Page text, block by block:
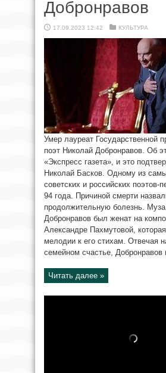
Добронравов
17.09.2023 12:42 КУЛЬТУРА
Умер лауреат Государственной
поэт Николай Добронравов. Об
«Экспресс газета», и это
Николай Басков. Одному из
советских и российских поэтов-
94 года. Причиной смерти
продолжительную болезнь.
Добронравов был женат на
Александре Пахмутовой,
мелодии к его стихам. Отвечая
семейном счастье, Добронравов
Читать далее »